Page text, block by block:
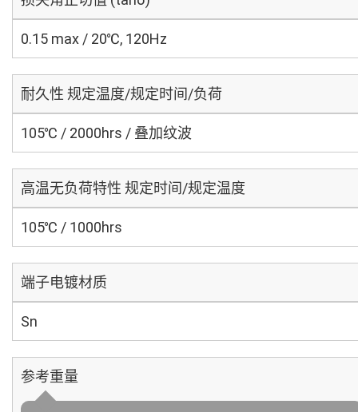
0.15 max / 20℃, 120Hz
耐久性 规定温度/规定时间/负荷
105℃ / 2000hrs / 叠加纹波
高温无负荷特性 规定时间/规定温度
105℃ / 1000hrs
端子电镀材质
Sn
参考重量